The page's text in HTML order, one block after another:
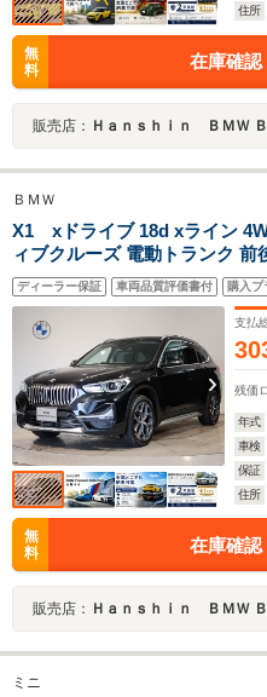
住所
無
料
在庫確認
販売店： Ｈａｎｓｈｉｎ ＢＭＷ ＢＭＷ Ｐｒ
ＢＭＷ
X1 xドライブ 18d xライン
ィブクルーズ 電動トランク 前
ブレーキ 純正HDDナビ 純正
電動シート バックカメラ ミラ
ディーラー保証 車両品質評価書付 購入プ
支払
残価
年式
車検
保証
住所
無
料
在庫確認
販売店： Ｈａｎｓｈｉｎ ＢＭＷ ＢＭＷ Ｐｒ
ミニ